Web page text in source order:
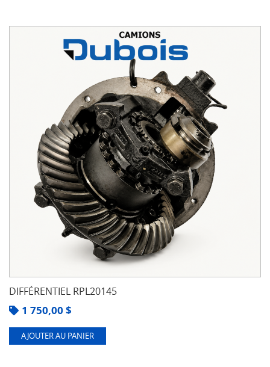
DIFFÉRENTIEL RPL20145
1 750,00 $
AJOUTER AU PANIER